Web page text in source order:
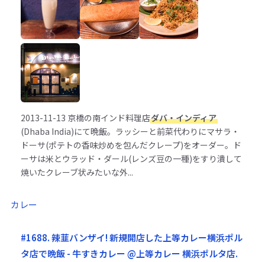
2013-11-13 京橋の南インド料理店ダバ・インディア
(Dhaba India)にて晩飯。ラッシーと前菜代わりにマサラ・
ドーサ(ポテトの香味炒めを包んだクレープ)をオーダー。ド
ーサは米とウラッド・ダール(レンズ豆の一種)をすり潰して
焼いたクレーブ状みたいな外...
カレー
#1688. 辣韮バンザイ! 新規開店した上等カレー横浜ポル
タ店で晩飯 - 牛すきカレー @上等カレー 横浜ポルタ店.